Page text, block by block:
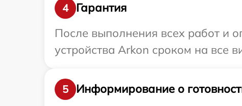
4
Гарантия
После выполнения всех работ и
устройства Arkon сроком на все
5
Информирование о